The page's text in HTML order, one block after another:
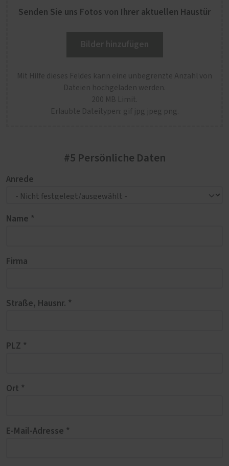
Senden Sie uns Fotos von Ihrer aktuellen Haustür
Mit Hilfe dieses Feldes kann eine unbegrenzte Anzahl von
Dateien hochgeladen werden.
200 MB Limit.
Erlaubte Dateitypen: gif jpg jpeg png.
#5 Persönliche Daten
Anrede
Name *
Firma
Straße, Hausnr. *
PLZ *
Ort *
E-Mail-Adresse *